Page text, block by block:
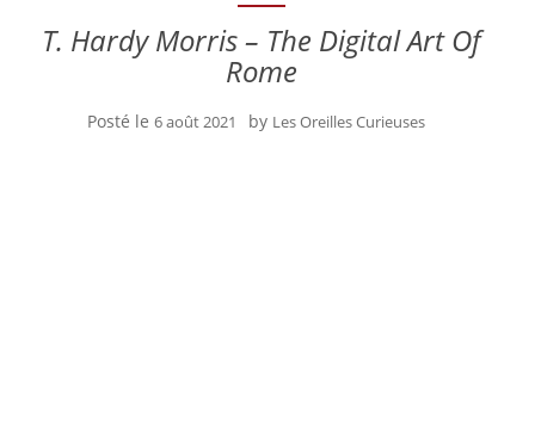
T. Hardy Morris – The Digital Art Of
Rome
Posté le 6 août 2021 by Les Oreilles Curieuses